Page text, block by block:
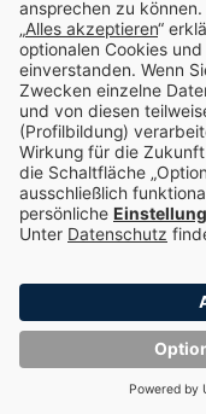
Impressum
Datenschutz
Compliance
Choose language